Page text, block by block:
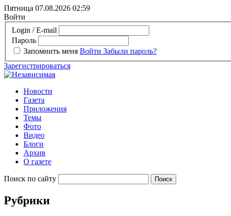
Пятница 07.08.2026 02:59
Войти
Login / E-mail
Пароль
Запомнить меня Войти Забыли пароль?
Зарегистрироваться
Новости
Газета
Приложения
Темы
Фото
Видео
Блоги
Архив
О газете
Поиск по сайту
Рубрики